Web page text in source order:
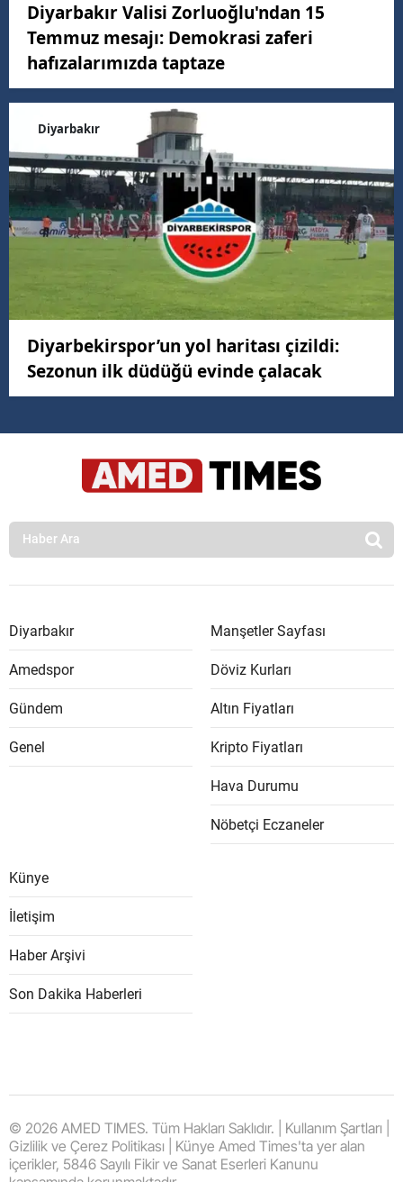
Diyarbakır Valisi Zorluoğlu'ndan 15
Temmuz mesajı: Demokrasi zaferi
hafızalarımızda taptaze
Diyarbakır
Diyarbekirspor’un yol haritası çizildi:
Sezonun ilk düdüğü evinde çalacak
Diyarbakır
Amedspor
Gündem
Genel
Manşetler Sayfası
Döviz Kurları
Altın Fiyatları
Kripto Fiyatları
Hava Durumu
Nöbetçi Eczaneler
Künye
İletişim
Haber Arşivi
Son Dakika Haberleri
© 2026 AMED TIMES. Tüm Hakları Saklıdır. | Kullanım Şartları |
Gizlilik ve Çerez Politikası | Künye Amed Times'ta yer alan
içerikler, 5846 Sayılı Fikir ve Sanat Eserleri Kanunu